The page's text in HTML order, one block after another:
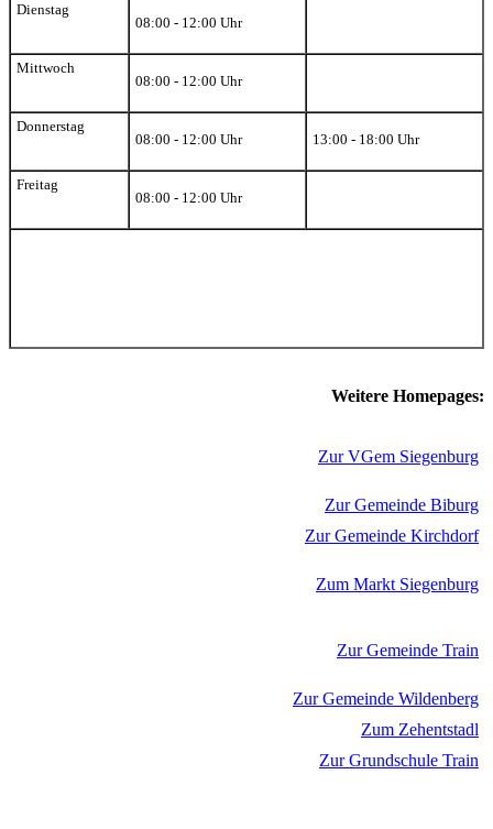
Dienstag
08:00 - 12:00 Uhr
Mittwoch
08:00 - 12:00 Uhr
Donnerstag
08:00 - 12:00 Uhr
13:00 - 18:00 Uhr
Freitag
08:00 - 12:00 Uhr
Weitere Homepages:
Zur VGem Siegenburg
Zur Gemeinde Biburg
Zur Gemeinde Kirchdorf
Zum Markt Siegenburg
Zur Gemeinde Train
Zur Gemeinde Wildenberg
Zum Zehentstadl
Zur Grundschule Train